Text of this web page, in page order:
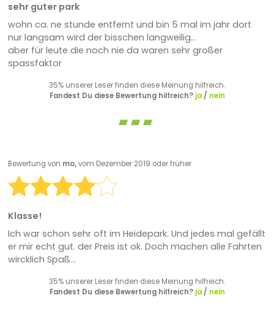
sehr guter park
wohn ca. ne stunde entfernt und bin 5 mal im jahr dort
nur langsam wird der bisschen langweilig...
aber für leute die noch nie da waren sehr großer
spassfaktor
35% unserer Leser finden diese Meinung hilfreich.
Fandest Du diese Bewertung hilfreich? ja/ nein
Bewertung von mo,vom Dezember 2019 oder früher
Klasse!
Ich war schon sehr oft im Heidepark. Und jedes mal gefällt
er mir echt gut. der Preis ist ok. Doch machen alle Fahrten
wircklich Spaß...
35% unserer Leser finden diese Meinung hilfreich.
Fandest Du diese Bewertung hilfreich? ja/ nein